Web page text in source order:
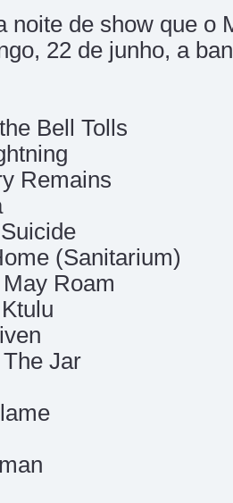
noite de show que o
22 de junho, a
Bell Tolls
Remains
(Sanitarium)
Roam
Jar